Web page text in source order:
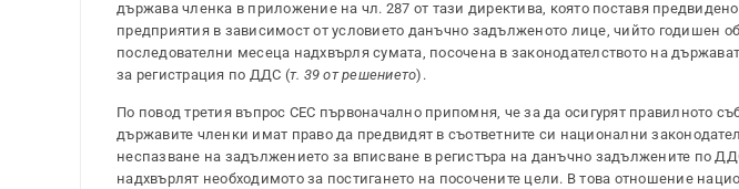
държава членка в приложение на чл. 287 от тази директива, която поставя
предприятия в зависимост от условието данъчно задълженото лице, чийто годишен
последователни месеца надхвърля сумата, посочена в законодателството на
за регистрация по ДДС (т. 39 от решението).
По повод третия въпрос СЕС първоначално припомня, че за да осигурят правилното
държавите членки имат право да предвидят в съответните си национални
неспазване на задължението за вписване в регистъра на данъчно задължените по
надхвърлят необходимото за постигането на посочените цели. В това отношение